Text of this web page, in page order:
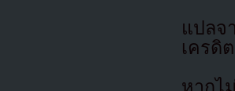
แปล
เครดิ